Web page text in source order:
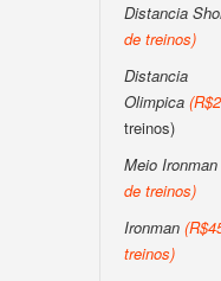
Distancia
de treinos)
Distancia
Olimpica (
treinos)
Meio Ironman
de treinos)
Ironman (
treinos)